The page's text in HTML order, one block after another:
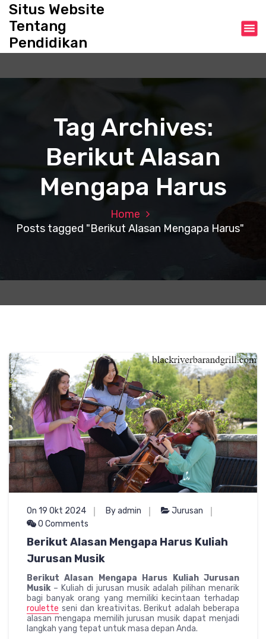
Situs Website
Tentang
Pendidikan
Tag Archives:
Berikut Alasan
Mengapa Harus
Home
Posts tagged "Berikut Alasan Mengapa Harus"
On 19 Okt 2024 By admin
Jurusan
0 Comments
Berikut Alasan Mengapa Harus Kuliah
Jurusan Musik
Berikut Alasan Mengapa Harus Kuliah Jurusan
Musik– Kuliah di jurusan musik adalah pilihan menarik
bagi banyak orang yang memiliki kecintaan terhadap
roulette seni dan kreativitas. Berikut adalah beberapa
alasan mengapa memilih jurusan musik dapat menjadi
langkah yang tepat untuk masa depan Anda.